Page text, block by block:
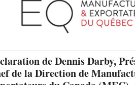
de Dennis Darby,
de la Direction de